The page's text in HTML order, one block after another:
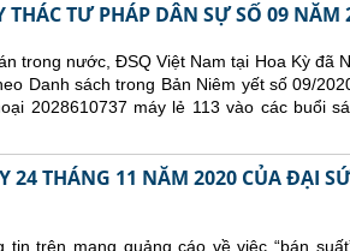
THÁC TƯ PHÁP DÂN SỰ SỐ 09 NĂM
trong nước, ĐSQ Việt Nam tại Hoa Kỳ đã
Danh sách trong Bản Niêm yết số 09/
2028610737 máy lẻ 113 vào các buổi
24 THÁNG 11 NĂM 2020 CỦA ĐẠI
tin trên mạng quảng cáo về việc “bán